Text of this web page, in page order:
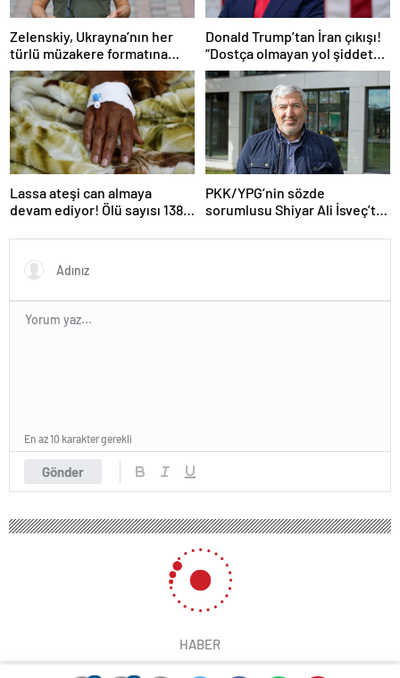
Zelenskiy, Ukrayna’nın her
türlü müzakere formatına
hazır olduğunu duyurdu!
Donald Trump’tan İran çıkışı!
“Dostça olmayan yol şiddet
içeriyor ve ben bunu
istemiyorum”
Lassa ateşi can almaya
devam ediyor! Ölü sayısı 138’e
PKK/YPG’nin sözde
sorumlusu Shiyar Ali İsveç’te
Gönder
En az 10 karakter gerekli
HABER